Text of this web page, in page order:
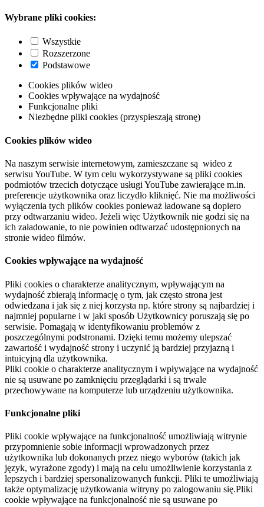
Wybrane pliki cookies:
Wszystkie
Rozszerzone
Podstawowe
Cookies plików wideo
Cookies wpływające na wydajność
Funkcjonalne pliki
Niezbędne pliki cookies (przyspieszają stronę)
Cookies plików wideo
Na naszym serwisie internetowym, zamieszczane są wideo z
serwisu YouTube. W tym celu wykorzystywane są pliki cookies
podmiotów trzecich dotyczące usługi YouTube zawierające m.in.
preferencje użytkownika oraz liczydło kliknięć. Nie ma możliwości
wyłączenia tych plików cookies ponieważ ładowane są dopiero
przy odtwarzaniu wideo. Jeżeli więc Użytkownik nie godzi się na
ich załadowanie, to nie powinien odtwarzać udostępnionych na
stronie wideo filmów.
Cookies wpływające na wydajność
Pliki cookies o charakterze analitycznym, wpływającym na
wydajność zbierają informację o tym, jak często strona jest
odwiedzana i jak się z niej korzysta np. które strony są najbardziej i
najmniej popularne i w jaki sposób Użytkownicy poruszają się po
serwisie. Pomagają w identyfikowaniu problemów z
poszczególnymi podstronami. Dzięki temu możemy ulepszać
zawartość i wydajność strony i uczynić ją bardziej przyjazną i
intuicyjną dla użytkownika.
Pliki cookie o charakterze analitycznym i wpływające na wydajność
nie są usuwane po zamknięciu przeglądarki i są trwale
przechowywane na komputerze lub urządzeniu użytkownika.
Funkcjonalne pliki
Pliki cookie wpływające na funkcjonalność umożliwiają witrynie
przypomnienie sobie informacji wprowadzonych przez
użytkownika lub dokonanych przez niego wyborów (takich jak
język, wyrażone zgody) i mają na celu umożliwienie korzystania z
lepszych i bardziej spersonalizowanych funkcji. Pliki te umożliwiają
także optymalizację użytkowania witryny po zalogowaniu się.Pliki
cookie wpływające na funkcjonalność nie są usuwane po